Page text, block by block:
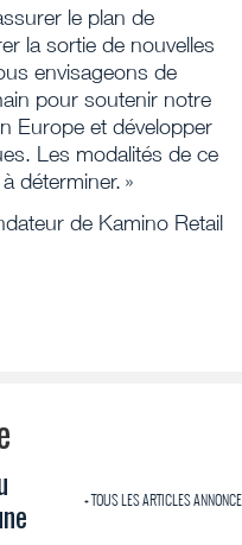
le plan de
la sortie de nouvelles
envisageons de
pour soutenir notre
Europe et développer
Les modalités de ce
déterminer. »
de Kamino Retail
+ TOUS LES ARTICLES ANNONCE